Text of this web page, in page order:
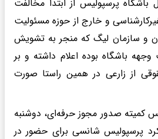
باشگاه پرسپولیس از ابتدا مخالفت
و خارج از حوزه مسئولیت
و سازمان لیگ که منجر به تشویش
باشگاه بوده اعلام داشته و بر
از زارعی در همین راستا صورت
کمیته صدور مجوز حرفه‌ای، دوشنبه
پرسپولیس شانسی برای حضور در